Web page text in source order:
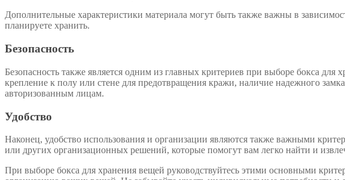
Дополнительные характеристики материала могут быть также важны в
планируете хранить.
Безопасность
Безопасность также является одним из главных критериев при выборе бокса для
крепление к полу или стене для предотвращения кражи, наличие надежного
авторизованным лицам.
Удобство
Наконец, удобство использования и организации являются также важными
или других организационных решений, которые помогут вам легко найти и
При выборе бокса для хранения вещей руководствуйтесь этими основными